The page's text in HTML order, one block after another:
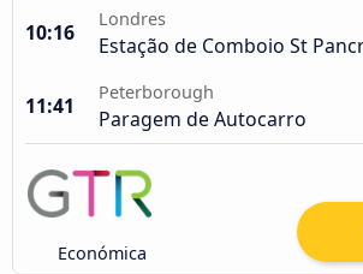
10:16
Londres
Estação de Comboio St
11:41
Peterborough
Paragem de Autocarro
Económica